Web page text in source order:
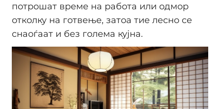
потрошат време на работа или одмор
отколку на готвење, затоа тие лесно се
снаоѓаат и без голема кујна.